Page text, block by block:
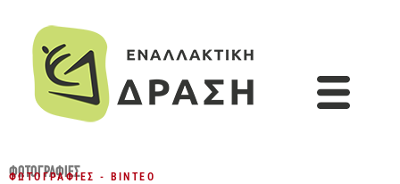
ΦΩΤΟΓΡΑΦΊΕΣ
ΦΩΤΟΓΡΑΦΊΕΣ - ΒΊΝΤΕΟ